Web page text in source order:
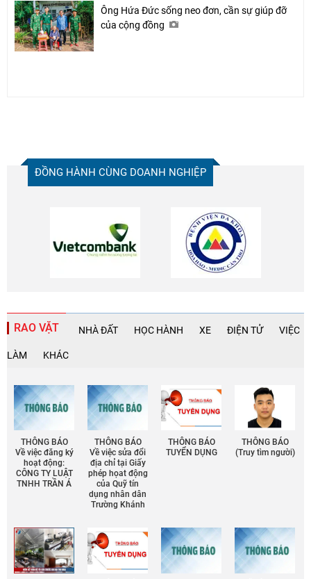
Ông Hứa Đức sống neo đơn, cần sự giúp đỡ
của cộng đồng
ĐỒNG HÀNH CÙNG DOANH NGHIỆP
RAO VẶT NHÀ ĐẤT HỌC HÀNH XE ĐIỆN TỬ VIỆC
LÀM KHÁC
THÔNG BÁO
Về việc đăng ký
hoạt động:
CÔNG TY LUẬT
TNHH TRẦN Á
THÔNG BÁO
Về việc sửa đổi
địa chỉ tại Giấy
phép họat động
của Quỹ tín
dụng nhân dân
Trường Khánh
THÔNG BÁO
TUYỂN DỤNG
THÔNG BÁO
(Truy tìm người)